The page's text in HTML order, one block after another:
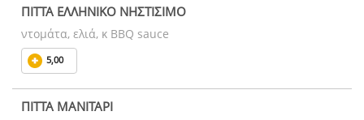
ΠΙΤΤΑ ΕΛΛΗΝΙΚΟ ΝΗΣΤΙΣΙΜΟ
ντομάτα, ελιά, κ BBQ sauce
5,00
ΠΙΤΤΑ ΜΑΝΙΤΑΡΙ